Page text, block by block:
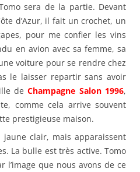
sera de la partie. Devant
d’Azur, il fait un crochet, un
pour me confier les vins
en avion avec sa femme, sa
voiture pour se rendre chez
le laisser repartir sans avoir
deChampagne Salon 1996,
comme cela arrive souvent
prestigieuse maison.
jaune clair, mais apparaissent
La bulle est très active. Tomo
l’image que nous avons de ce